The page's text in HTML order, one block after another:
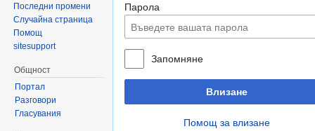
Парола
Запомняне
Влизане
Помощ за влизане
Последни промени
Случайна страница
Помощ
sitesupport
Общност
Портал
Разговори
Гласувания